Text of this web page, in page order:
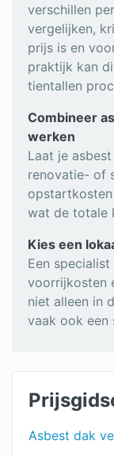
verschillen
vergelijken,
prijs is en
praktijk kan
tientallen
Combineer
werken
Laat je
renovatie- of
wat de totale
Kies een
Een
voorrijkosten
niet alleen in
vaak ook een
Asbest dak